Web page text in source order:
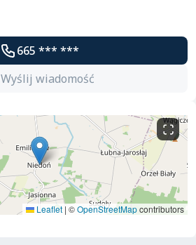
665 *** ***
Wyślij wiadomość
Leaflet | ©OpenStreetMapcontributors